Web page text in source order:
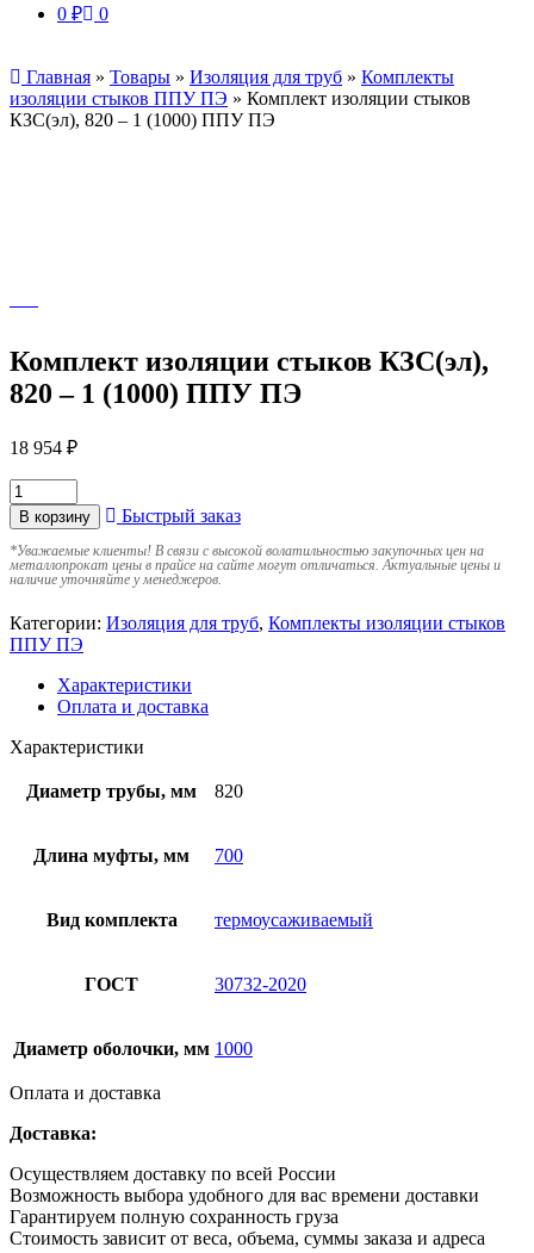
0 ₽ 0
Главная » Товары » Изоляция для труб » Комплекты
изоляции стыков ППУ ПЭ » Комплект изоляции стыков
КЗС(эл), 820 – 1 (1000) ППУ ПЭ
Комплект изоляции стыков КЗС(эл),
820 – 1 (1000) ППУ ПЭ
18 954 ₽
В корзину Быстрый заказ
*Уважаемые клиенты! В связи с высокой волатильностью закупочных цен на
металлопрокат цены в прайсе на сайте могут отличаться. Актуальные цены и
наличие уточняйте у менеджеров.
Категории: Изоляция для труб, Комплекты изоляции стыков
ППУ ПЭ
Характеристики
Оплата и доставка
Характеристики
Диаметр трубы, мм 820
Длина муфты, мм 700
Вид комплекта термоусаживаемый
ГОСТ 30732-2020
Диаметр оболочки, мм 1000
Оплата и доставка
Доставка:
Осуществляем доставку по всей России
Возможность выбора удобного для вас времени доставки
Гарантируем полную сохранность груза
Стоимость зависит от веса, объема, суммы заказа и адреса